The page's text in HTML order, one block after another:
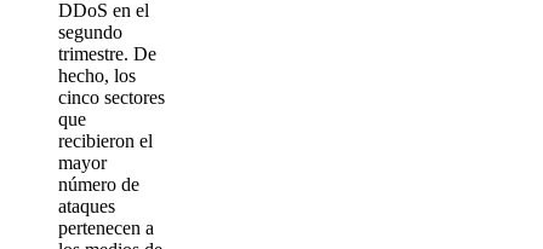
DDoS en el
segundo
trimestre. De
hecho, los
cinco sectores
que
recibieron el
mayor
número de
ataques
pertenecen a